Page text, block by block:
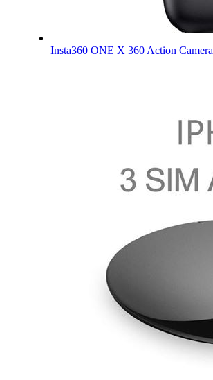
Insta360 ONE X 360 Action Camera